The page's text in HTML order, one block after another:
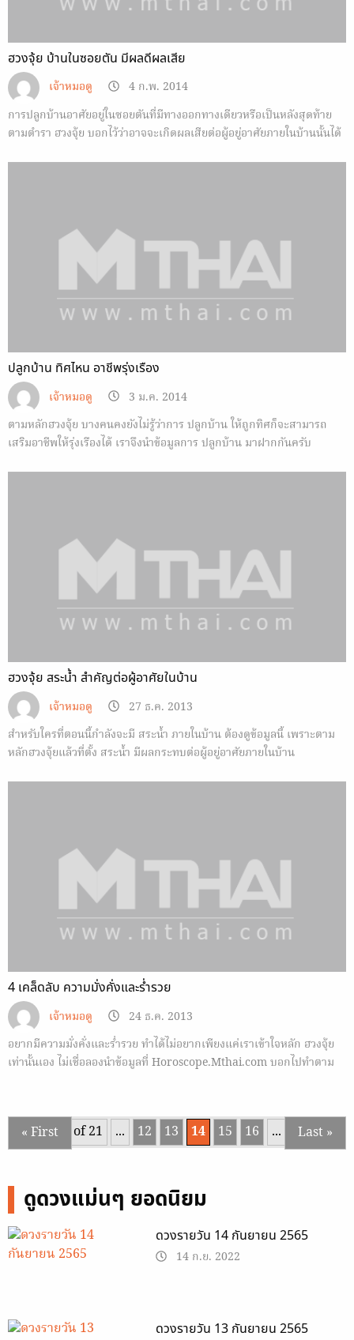
ฮวงจุ้ย บ้านในซอยตัน มีผลดีผลเสีย
เจ้าหมอดู
4 ก.พ. 2014
การปลูกบ้านอาศัยอยู่ในซอยตันที่มีทางออกทางเดียวหรือเป็นหลังสุดท้าย
ตามตำรา ฮวงจุ้ย บอกไว้ว่าอาจจะเกิดผลเสียต่อผู้อยู่อาศัยภายในบ้านนั้นได้
ปลูกบ้าน ทิศไหน อาชีพรุ่งเรือง
เจ้าหมอดู
3 ม.ค. 2014
ตามหลักฮวงจุ้ย บางคนคงยังไม่รู้ว่าการ ปลูกบ้าน ให้ถูกทิศก็จะสามารถ
เสริมอาชีพให้รุ่งเรืองได้ เราจึงนำข้อมูลการ ปลูกบ้าน มาฝากกันครับ
ฮวงจุ้ย สระน้ำ สำคัญต่อผู้อาศัยในบ้าน
เจ้าหมอดู
27 ธ.ค. 2013
สำหรับใครที่ตอนนี้กำลังจะมี สระน้ำ ภายในบ้าน ต้องดูข้อมูลนี้ เพราะตาม
หลักฮวงจุ้ยแล้วที่ตั้ง สระน้ำ มีผลกระทบต่อผู้อยู่อาศัยภายในบ้าน
4 เคล็ดลับ ความมั่งคั่งและร่ำรวย
เจ้าหมอดู
24 ธ.ค. 2013
อยากมีความมั่งคั่งและร่ำรวย ทำได้ไม่อยากเพียงแค่เราเข้าใจหลัก ฮวงจุ้ย
เท่านั้นเอง ไม่เชื่อลองนำข้อมูลที่ Horoscope.Mthai.com บอกไปทำตาม
Page 14 of 21
« First ... 12 13 14 15 16 ... 20 ...
Last »
ดูดวงแม่นๆ ยอดนิยม
ดวงรายวัน 14 กันยายน 2565
14 ก.ย. 2022
ดวงรายวัน 13 กันยายน 2565